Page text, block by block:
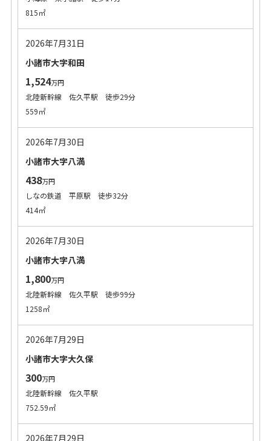
815㎡
2026年7月31日
小諸市大字和田
1,524万円
北陸新幹線 佐久平駅 徒歩29分
559㎡
2026年7月30日
小諸市大字八満
438万円
しなの鉄道 平原駅 徒歩32分
414㎡
2026年7月30日
小諸市大字八満
1,800万円
北陸新幹線 佐久平駅 徒歩99分
1258㎡
2026年7月29日
小諸市大字大久保
300万円
北陸新幹線 佐久平駅
752.59㎡
2026年7月29日